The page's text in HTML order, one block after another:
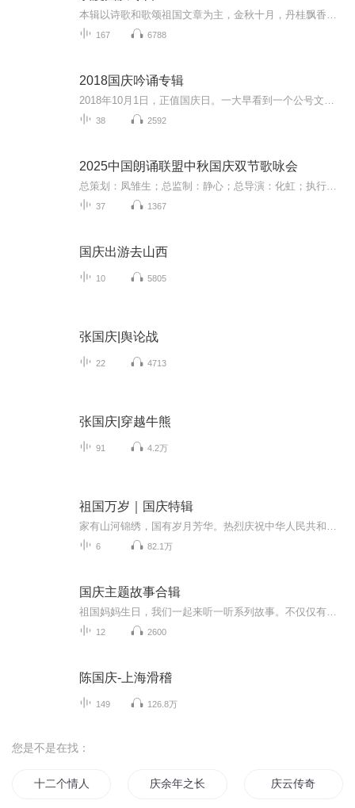
167 6788
2018国庆吟诵专辑
38 2592
2025中国朗诵联盟中秋国庆双节歌咏会
37 1367
国庆出游去山西
10 5805
张国庆|舆论战
22 4713
张国庆|穿越牛熊
91 4.2万
祖国万岁｜国庆特辑
6 82.1万
国庆主题故事合辑
12 2600
陈国庆-上海滑稽
149 126.8万
您是不是在找：
十二个情人节 庆余年之长歌行 庆云传奇